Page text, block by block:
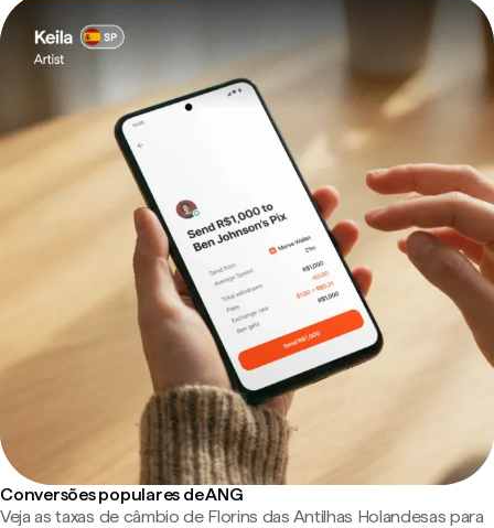
Conversões populares de ANG
Veja as taxas de câmbio de Florins das Antilhas Holandesas para